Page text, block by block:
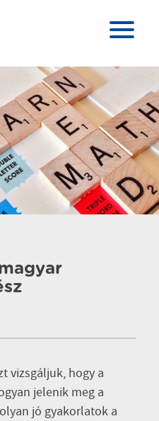
vizsgáljuk, hogy a
jelenik meg a
jó gyakorlatok a